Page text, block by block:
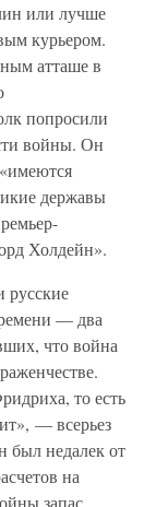
или лучше
курьером.
атташе в
попросили
войны. Он
державы
Холдейн».
русские
— два
что война
то есть
— всерьез
был недалек от
на
запас